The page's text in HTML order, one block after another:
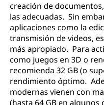
creación de
las adecuadas. Sin
aplicaciones como la
transmisión de videos,
más apropiado. Para
como juegos en 3D o
recomienda 32 GB (o
rendimiento óptimo.
modernas vienen con
(hasta 64 GB en algunos